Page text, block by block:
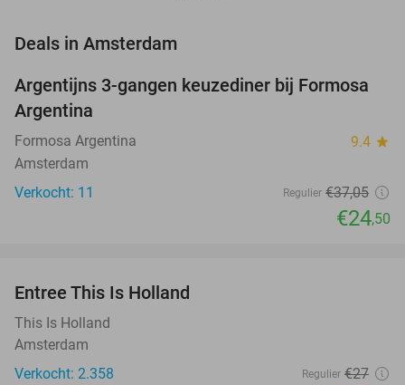
Deals in Amsterdam
34%
NEW
TODAY
Argentijns 3-gangen keuzediner bij Formosa
Argentina
Formosa Argentina 9.4 star
Amsterdam
Verkocht: 11
Regulier €37,05
€24,50
Entree This Is Holland
This Is Holland
Amsterdam
Verkocht: 2.358
Regulier €27